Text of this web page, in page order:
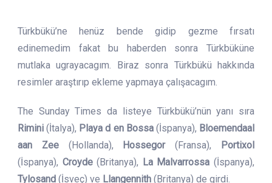
Türkbükü’ne henüz bende gidip gezme fırsatı
edinemedim fakat bu haberden sonra Türkbüküne
mutlaka ugrayacagım. Biraz sonra Türkbükü hakkında
resimler araştırıp ekleme yapmaya çalışacagım.
The Sunday Times da listeye Türkbükü’nün yanı sıra
Rimini (İtalya), Playa d en Bossa(İspanya), Bloemendaal
aan Zee(Hollanda), Hossegor(Fransa),
Portixol
(İspanya), Croyde(Britanya), La Malvarrossa (İspanya),
Tylosand (İsveç) ve Llangennith (Britanya) de girdi.